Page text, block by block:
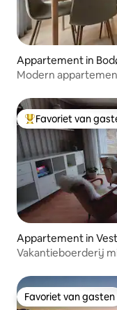
Appartement in
Modern
Topfavoriet van
Favoriet van
Appartement in
Vakantieboerderij
Favoriet van gasten
Favoriet van gasten